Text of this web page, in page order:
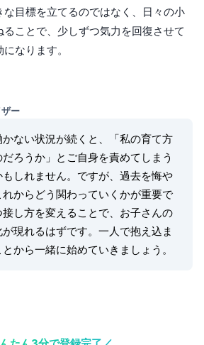
な目標を立てるのではなく、日々の小
ることで、少しずつ気力を回復させて
なります。
ー
ない状況が続くと、「私の育て方
ろうか」とご自身を責めてしまう
もしれません。ですが、過去を悔や
からどう関わっていくかが重要で
し方を変えることで、お子さんの
現れるはずです。一人で抱え込ま
から一緒に始めていきましょう。